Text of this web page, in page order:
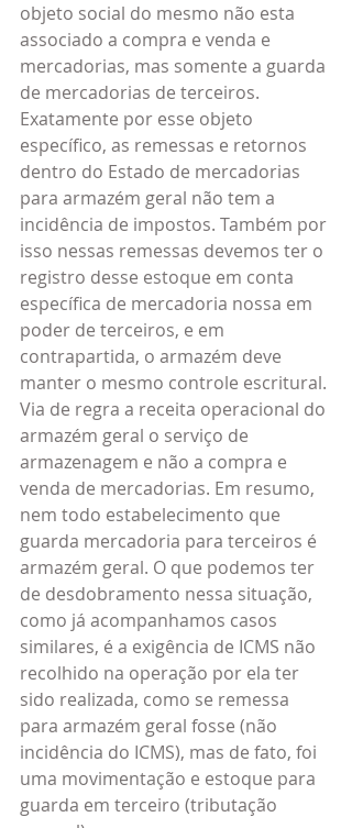
objeto social do mesmo não esta
associado a compra e venda e
mercadorias, mas somente a guarda
de mercadorias de terceiros.
Exatamente por esse objeto
específico, as remessas e retornos
dentro do Estado de mercadorias
para armazém geral não tem a
incidência de impostos. Também por
isso nessas remessas devemos ter o
registro desse estoque em conta
específica de mercadoria nossa em
poder de terceiros, e em
contrapartida, o armazém deve
manter o mesmo controle escritural.
Via de regra a receita operacional do
armazém geral o serviço de
armazenagem e não a compra e
venda de mercadorias. Em resumo,
nem todo estabelecimento que
guarda mercadoria para terceiros é
armazém geral. O que podemos ter
de desdobramento nessa situação,
como já acompanhamos casos
similares, é a exigência de ICMS não
recolhido na operação por ela ter
sido realizada, como se remessa
para armazém geral fosse (não
incidência do ICMS), mas de fato, foi
uma movimentação e estoque para
guarda em terceiro (tributação